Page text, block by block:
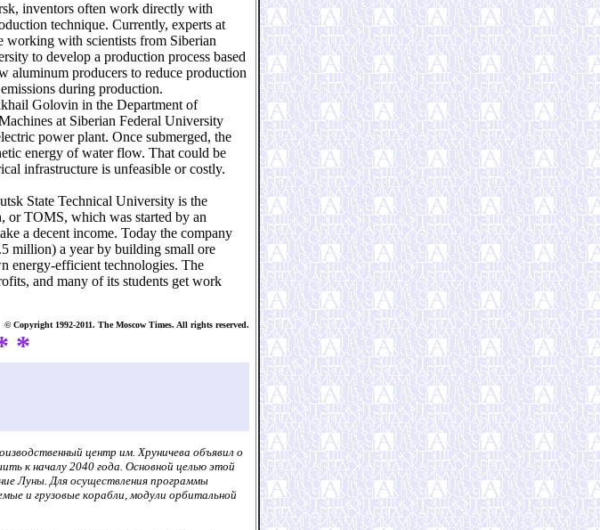
inventors often work directly with
technique. Currently, experts at
with scientists from Siberian
to develop a production process based
aluminum producers to reduce production
during production.
Golovin in the Department of
at Siberian Federal University
power plant. Once submerged, the
energy of water flow. That could be
infrastructure is unfeasible or costly.
State Technical University is the
or TOMS, which was started by an
a decent income. Today the company
million) a year by building small ore
energy-efficient technologies. The
and many of its students get work
© Copyright 1992-2011. The Moscow Times. All rights reserved.
*
центр им. Хруничева объявил о
к началу 2040 года. Основной целью этой
Луны. Для осуществления программы
и грузовые корабли, модули орбитальной